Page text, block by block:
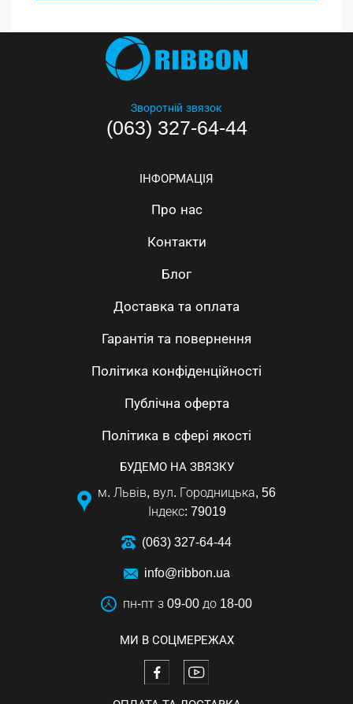
Зворотній звязок
(063) 327-64-44
ІНФОРМАЦІЯ
Про нас
Контакти
Блог
Доставка та оплата
Гарантія та повернення
Політика конфіденційності
Публічна оферта
Політика в сфері якості
БУДЕМО НА ЗВЯЗКУ
м. Львів, вул. Городницька, 56
Індекс: 79019
(063) 327-64-44
info@ribbon.ua
пн-пт з 09-00 до 18-00
МИ В СОЦМЕРЕЖАХ